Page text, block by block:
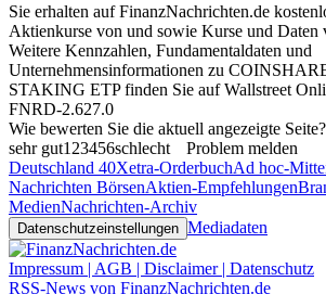
Sie erhalten auf FinanzNachrichten.de
Aktienkurse von und sowie Kurse und Daten
Weitere Kennzahlen, Fundamentaldaten und
Unternehmensinformationen zu
STAKING ETP finden Sie aufWallstreet
FNRD-2.627.0
Wie bewerten Sie die aktuell angezeigte Seite?
sehr gut1 23456schlecht
Problem melden
Deutschland 40Xetra-OrderbuchAd hoc-
Nachrichten BörsenAktien-Empfehlungen
MedienNachrichten-Archiv
Datenschutzeinstellungen Mediadaten
Impressum | AGB | Disclaimer | Datenschutz
RSS-News von FinanzNachrichten.de